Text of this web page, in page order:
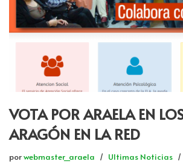
VOTA POR ARAELA EN
ARAGÓN EN LA RED
porwebmaster_araela Ultimas Noticias